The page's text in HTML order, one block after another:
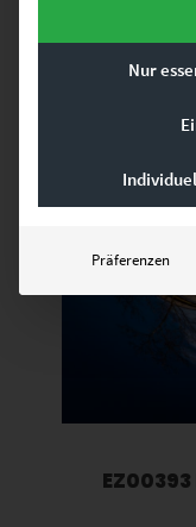
Nur
Präferenzen